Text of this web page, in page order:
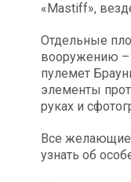
«Mastiff»,
Отдельные
вооружению –
пулемет
элементы
руках и
Все желающие
узнать об